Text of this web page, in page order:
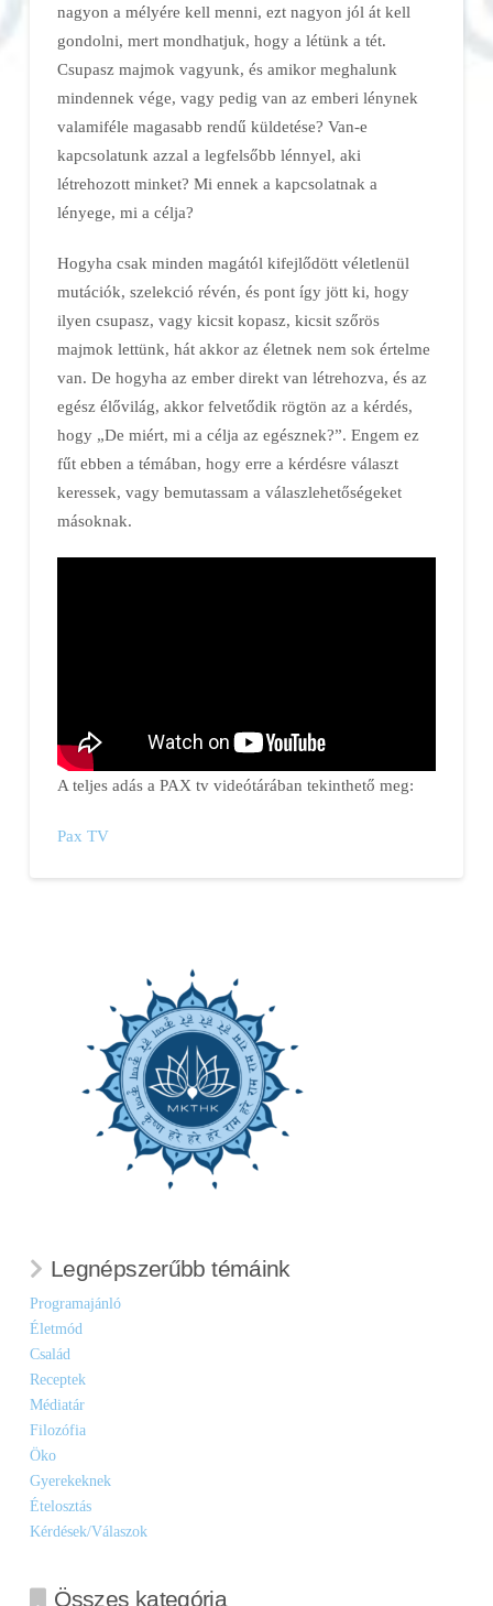
nagyon a mélyére kell menni, ezt nagyon jól át kell
gondolni, mert mondhatjuk, hogy a létünk a tét.
Csupasz majmok vagyunk, és amikor meghalunk
mindennek vége, vagy pedig van az emberi lénynek
valamiféle magasabb rendű küldetése? Van-e
kapcsolatunk azzal a legfelsőbb lénnyel, aki
létrehozott minket? Mi ennek a kapcsolatnak a
lényege, mi a célja?
Hogyha csak minden magától kifejlődött véletlenül
mutációk, szelekció révén, és pont így jött ki, hogy
ilyen csupasz, vagy kicsit kopasz, kicsit szőrös
majmok lettünk, hát akkor az életnek nem sok értelme
van. De hogyha az ember direkt van létrehozva, és az
egész élővilág, akkor felvetődik rögtön az a kérdés,
hogy „De miért, mi a célja az egésznek?”. Engem ez
fűt ebben a témában, hogy erre a kérdésre választ
keressek, vagy bemutassam a válaszlehetőségeket
másoknak.
A teljes adás a PAX tv videótárában tekinthető meg:
Pax TV
Legnépszerűbb témáink
Programajánló
Életmód
Család
Receptek
Médiatár
Filozófia
Öko
Gyerekeknek
Ételosztás
Kérdések/Válaszok
Összes kategória